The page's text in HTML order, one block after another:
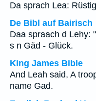
Da sprach Lea:
De Bibl auf Bairisch
Daa spraach d Lehy:
s n Gäd - Glück.
King James Bible
And Leah said, A
name Gad.